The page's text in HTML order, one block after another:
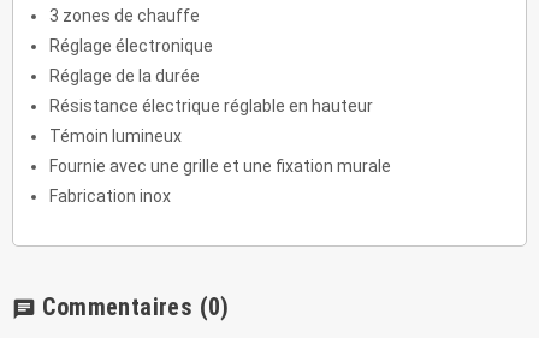
3 zones de chauffe
Réglage électronique
Réglage de la durée
Résistance électrique réglable en hauteur
Témoin lumineux
Fournie avec une grille et une fixation murale
Fabrication inox
chat Commentaires (0)